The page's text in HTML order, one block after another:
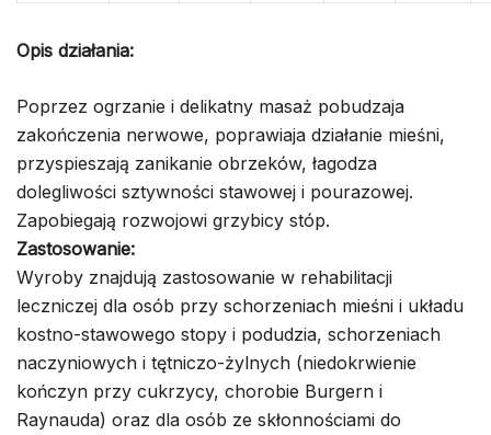
Opis działania:
Poprzez ogrzanie i delikatny masaż pobudzaja
zakończenia nerwowe, poprawiaja działanie mieśni,
przyspieszają zanikanie obrzeków, łagodza
dolegliwości sztywności stawowej i pourazowej.
Zapobiegają rozwojowi grzybicy stóp.
Zastosowanie:
Wyroby znajdują zastosowanie w rehabilitacji
leczniczej dla osób przy schorzeniach mieśni i układu
kostno-stawowego stopy i podudzia, schorzeniach
naczyniowych i tętniczo-żylnych (niedokrwienie
kończyn przy cukrzycy, chorobie Burgern i
Raynauda) oraz dla osób ze skłonnościami do